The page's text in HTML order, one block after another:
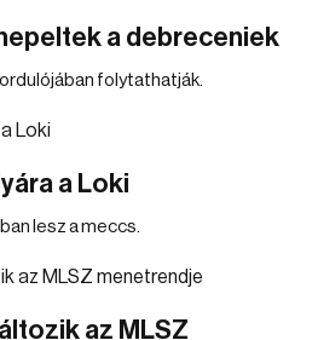
a debreceniek
folytathatják.
a Loki
lesz a meccs.
az MLSZ